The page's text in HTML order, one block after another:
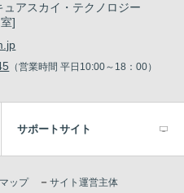
ュアスカイ・テクノロジー
]
（営業時間 平日10:00～18：00）
サポートサイト
ップ －サイト運営主体